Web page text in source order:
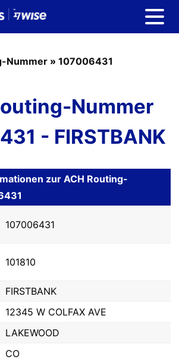
Nummer » 107006431
Nummer
- FIRSTBANK
zur ACH Routing-
107006431
101810
FIRSTBANK
12345 W COLFAX AVE
LAKEWOOD
CO